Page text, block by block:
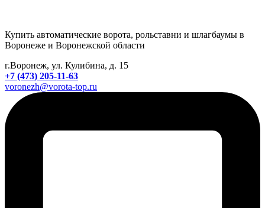
Купить автоматические ворота, рольставни и шлагбаумы в
Воронеже и Воронежской области
г.Воронеж, ул. Кулибина, д. 15
+7 (473) 205-11-63
voronezh@vorota-top.ru